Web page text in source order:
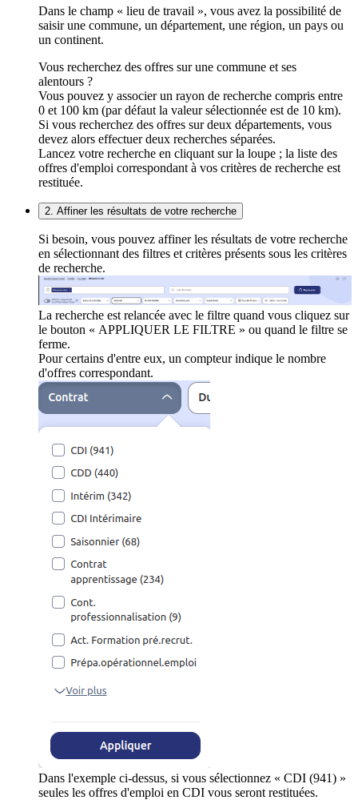
Dans le champ « lieu de travail », vous avez la possibilité de
saisir une commune, un département, une région, un pays ou
un continent.
Vous recherchez des offres sur une commune et ses
alentours ?
Vous pouvez y associer un rayon de recherche compris entre
0 et 100 km (par défaut la valeur sélectionnée est de 10 km).
Si vous recherchez des offres sur deux départements, vous
devez alors effectuer deux recherches séparées.
Lancez votre recherche en cliquant sur la loupe ; la liste des
offres d'emploi correspondant à vos critères de recherche est
restituée.
2. Affiner les résultats de votre recherche
Si besoin, vous pouvez affiner les résultats de votre recherche
en sélectionnant des filtres et critères présents sous les critères
de recherche.
La recherche est relancée avec le filtre quand vous cliquez sur
le bouton « APPLIQUER LE FILTRE » ou quand le filtre se
ferme.
Pour certains d'entre eux, un compteur indique le nombre
d'offres correspondant.
Dans l'exemple ci-dessus, si vous sélectionnez « CDI (941) »
seules les offres d'emploi en CDI vous seront restituées.